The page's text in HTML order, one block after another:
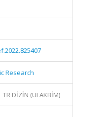
Research
TR DİZİN (ULAKBİM)